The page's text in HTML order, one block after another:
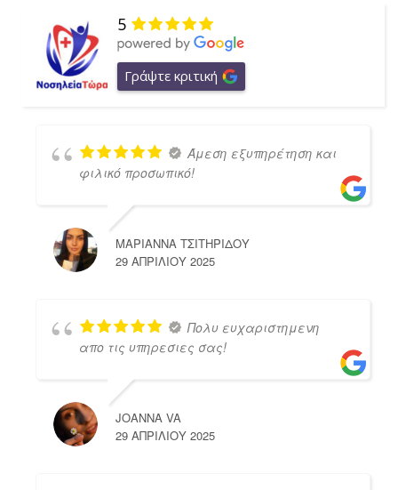
5
Γράψτε κριτική
Άμεση εξυπηρέτηση και
φιλικό προσωπικό!
ΜΑΡΙΑΝΝΑ ΤΣΙΤΗΡΙΔΟΥ
29 ΑΠΡΙΛΊΟΥ 2025
Πολυ ευχαριστημενη
απο τις υπηρεσιες σας!
JOANNA VA
29 ΑΠΡΙΛΊΟΥ 2025